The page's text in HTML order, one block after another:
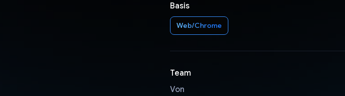
Basis
Web/Chrome
Team
Von